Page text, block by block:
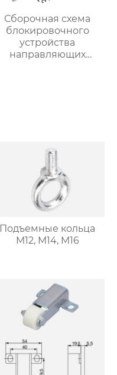
Сборочная схема
блокировочного
устройства
направляющих
Подъемные кольца
M12, M14, M16